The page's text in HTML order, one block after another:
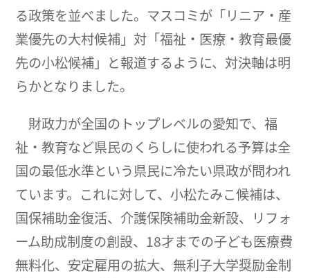
る政策を並べました。マスコミが「リニア・産
業優先の大村候補」対「福祉・医療・教育最優
先の小松候補」と報道するように、対決軸は明
らかとなりました。
財政力が全国のトップレベルの愛知で、福
祉・教育など県民のくらしに使われる予算は全
国の最低水準という県民に冷たい県政が問われ
ています。これに対して、小松たみこ候補は、
国保補助金復活、介護保険補助金新設、リフォ
ーム助成制度の創設、18才までの子ども医療費
無料化、安定雇用の拡大、無利子大学奨励金制